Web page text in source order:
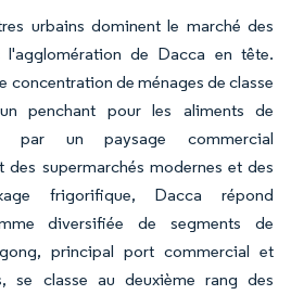
urbains dominent le marché des
l'agglomération de Dacca en tête.
concentration de ménages de classe
penchant pour les aliments de
par un paysage commercial
supermarchés modernes et des
frigorifique, Dacca répond
diversifiée de segments de
principal port commercial et
se classe au deuxième rang des